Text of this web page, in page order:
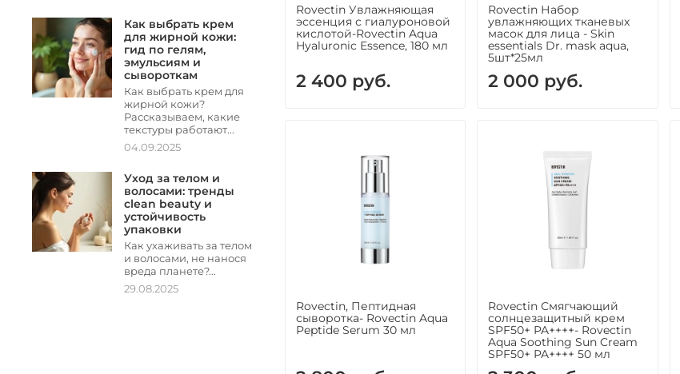
Rovectin Увлажняющая
эссенция с гиалуроновой
кислотой-Rovectin Aqua
Hyaluronic Essence, 180 мл
2 400 руб.
Rovectin Набор
увлажняющих тканевых
масок для лица - Skin
essentials Dr. mask aqua,
5шт*25мл
2 000 руб.
Rovectin, Пептидная
сыворотка- Rovectin Aqua
Peptide Serum 30 мл
Rovectin Смягчающий
солнцезащитный крем
SPF50+ PA++++- Rovectin
Aqua Soothing Sun Cream
SPF50+ PA++++ 50 мл
Как выбрать крем
для жирной кожи:
гид по гелям,
эмульсиям и
сывороткам
Как выбрать крем для
жирной кожи?
Рассказываем, какие
текстуры работают...
04.09.2025
Уход за телом и
волосами: тренды
clean beauty и
устойчивость
упаковки
Как ухаживать за телом
и волосами, не нанося
вреда планете?...
29.08.2025